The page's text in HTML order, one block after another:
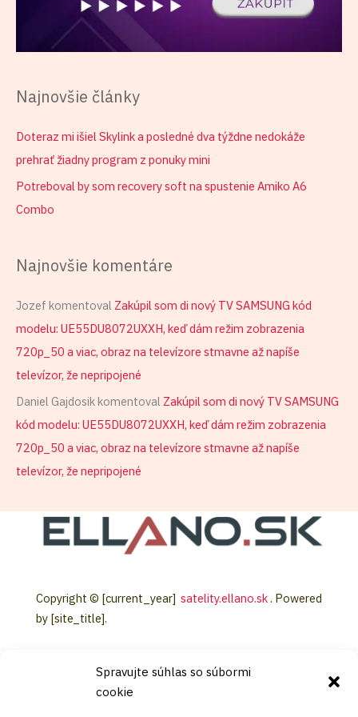
Spravujte súhlas so súbormi
cookie
Najnovšie články
Doteraz mi išiel Skylink a posledné dva týždne nedokáže
prehrať žiadny program z ponuky mini
Potreboval by som recovery soft na spustenie Amiko A6
Combo
Najnovšie komentáre
Jozef komentoval Zakúpil som di nový TV SAMSUNG kód
modelu: UE55DU8072UXXH, keď dám režim zobrazenia
720p_50 a viac, obraz na televízore stmavne až napíše
televízor, že nepripojené
Daniel Gajdosikkomentoval Zakúpil som di nový TV SAMSUNG
kód modelu: UE55DU8072UXXH, keď dám režim zobrazenia
720p_50 a viac, obraz na televízore stmavne až napíše
televízor, že nepripojené
Copyright © [current_year] satelity.ellano.sk. Powered
by [site_title].